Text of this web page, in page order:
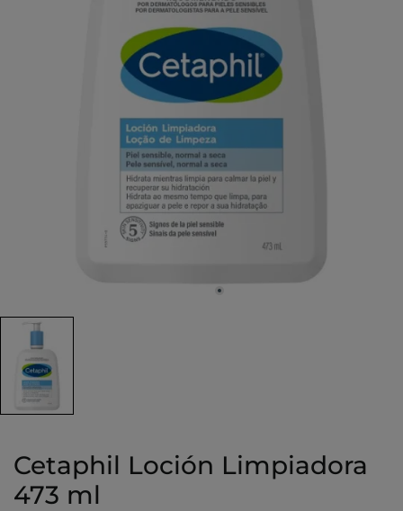
Cetaphil Loción Limpiadora
473 ml